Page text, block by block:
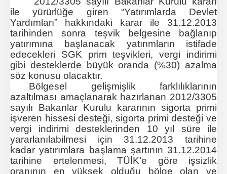
ile yürürlüğe giren “Yatırımlarda Devlet
Yardımları” hakkındaki karar ile 31.12.2013
tarihinden sonra teşvik belgesine bağlanıp
yatırımına başlanacak yatırımların istifade
edecekleri SGK prim teşvikleri, vergi indirimi
gibi desteklerde büyük oranda (%30) azalma
söz konusu olacaktır.
Bölgesel gelişmişlik farklılıklarının
azaltılması amaçlanarak hazırlanan 2012/3305
sayılı Bakanlar Kurulu kararının sigorta primi
işveren hissesi desteği, sigorta primi desteği ve
vergi indirimi desteklerinden 10 yıl süre ile
yararlanılabilmesi için 31.12.2013 tarihine
kadar yatırımlara başlama şartının 31.12.2014
tarihine ertelenmesi, TÜİK’e göre işsizlik
oranının en yüksek olduğu bölge olan ve